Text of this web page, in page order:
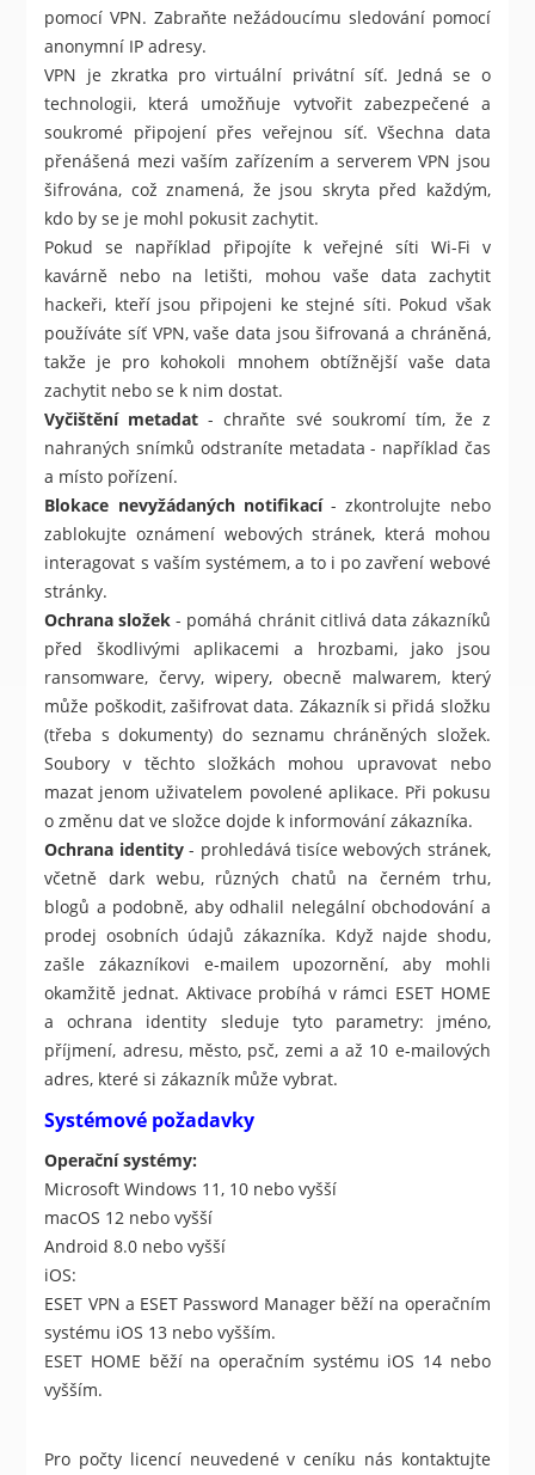
pomocí VPN. Zabraňte nežádoucímu sledování pomocí
anonymní IP adresy.
VPN je zkratka pro virtuální privátní síť. Jedná se o
technologii, která umožňuje vytvořit zabezpečené a
soukromé připojení přes veřejnou síť. Všechna data
přenášená mezi vaším zařízením a serverem VPN jsou
šifrována, což znamená, že jsou skryta před každým,
kdo by se je mohl pokusit zachytit.
Pokud se například připojíte k veřejné síti Wi-Fi v
kavárně nebo na letišti, mohou vaše data zachytit
hackeři, kteří jsou připojeni ke stejné síti. Pokud však
používáte síť VPN, vaše data jsou šifrovaná a chráněná,
takže je pro kohokoli mnohem obtížnější vaše data
zachytit nebo se k nim dostat.
Vyčištění metadat - chraňte své soukromí tím, že z
nahraných snímků odstraníte metadata - například čas
a místo pořízení.
Blokace nevyžádaných notifikací- zkontrolujte nebo
zablokujte oznámení webových stránek, která mohou
interagovat s vaším systémem, a to i po zavření webové
stránky.
Ochrana složek - pomáhá chránit citlivá data zákazníků
před škodlivými aplikacemi a hrozbami, jako jsou
ransomware, červy, wipery, obecně malwarem, který
může poškodit, zašifrovat data. Zákazník si přidá složku
(třeba s dokumenty) do seznamu chráněných složek.
Soubory v těchto složkách mohou upravovat nebo
mazat jenom uživatelem povolené aplikace. Při pokusu
o změnu dat ve složce dojde k informování zákazníka.
Ochrana identity- prohledává tisíce webových stránek,
včetně dark webu, různých chatů na černém trhu,
blogů a podobně, aby odhalil nelegální obchodování a
prodej osobních údajů zákazníka. Když najde shodu,
zašle zákazníkovi e-mailem upozornění, aby mohli
okamžitě jednat. Aktivace probíhá v rámci ESET HOME
a ochrana identity sleduje tyto parametry: jméno,
příjmení, adresu, město, psč, zemi a až 10 e-mailových
adres, které si zákazník může vybrat.
Systémové požadavky
Operační systémy:
Microsoft Windows 11, 10 nebo vyšší
macOS 12 nebo vyšší
Android 8.0 nebo vyšší
iOS:
ESET VPN a ESET Password Manager běží na operačním
systému iOS 13 nebo vyšším.
ESET HOME běží na operačním systému iOS 14 nebo
vyšším.
Pro počty licencí neuvedené v ceníku nás kontaktujte